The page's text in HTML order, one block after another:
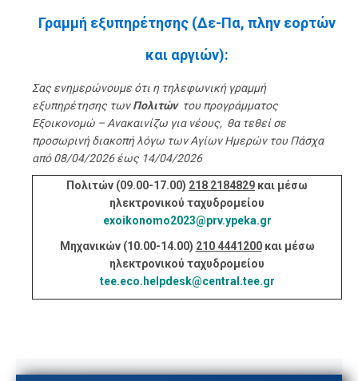
Γραμμή εξυπηρέτησης (Δε-Πα, πλην εορτών
και αργιών):
Σας ενημερώνουμε ότι η τηλεφωνική γραμμή
εξυπηρέτησης τωνΠολιτώντου προγράμματος
Εξοικονομώ – Ανακαινίζω για νέους, θα τεθεί σε
προσωρινή διακοπήλόγω των Αγίων Ημερών του Πάσχα
από08/04/2026 έως 14/04/2026
Πολιτών (09.00-17.00) 218 2184829 και μέσω
ηλεκτρονικού ταχυδρομείου
exoikonomo2023@prv.ypeka.gr
Μηχανικών (10.00-14.00) 210 4441200και μέσω
ηλεκτρονικού ταχυδρομείου
tee.eco.helpdesk@central.tee.gr